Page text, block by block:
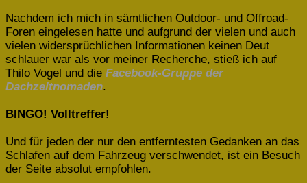
Nachdem ich mich in sämtlichen Outdoor- und Offroad-
Foren eingelesen hatte und aufgrund der vielen und auch
vielen widersprüchlichen Informationen keinen Deut
schlauer war als vor meiner Recherche, stieß ich auf
Thilo Vogel und die Facebook-Gruppe der
Dachzeltnomaden.
BINGO! Volltreffer!
Und für jeden der nur den entferntesten Gedanken an das
Schlafen auf dem Fahrzeug verschwendet, ist ein Besuch
der Seite absolut empfohlen.